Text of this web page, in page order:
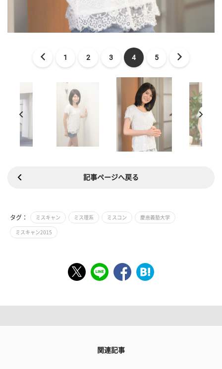
1 2 3 4 5
記事ページへ戻る
タグ： ミスキャン ミス理系 ミスコン 慶應義塾大学
ミスキャン2015
関連記事